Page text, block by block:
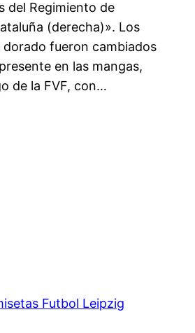
del Regimiento de
(derecha)». Los
fueron cambiados
en las mangas,
de la FVF, con…
Futbol Leipzig